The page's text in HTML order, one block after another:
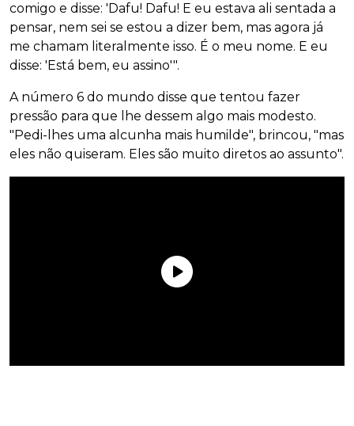
comigo e disse: 'Dafu! Dafu! E eu estava ali sentada a
pensar, nem sei se estou a dizer bem, mas agora já
me chamam literalmente isso. É o meu nome. E eu
disse: 'Está bem, eu assino'".
A número 6 do mundo disse que tentou fazer
pressão para que lhe dessem algo mais modesto.
"Pedi-lhes uma alcunha mais humilde", brincou, "mas
eles não quiseram. Eles são muito diretos ao assunto".